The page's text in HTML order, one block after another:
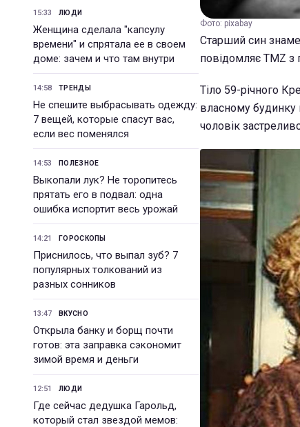
15:33 ЛЮДИ
Женщина сделала "капсулу
времени" и спрятала ее в своем
доме: зачем и что там внутри
14:58 ТРЕНДЫ
Не спешите выбрасывать одежду:
7 вещей, которые спасут вас,
если вес поменялся
14:53 ПОЛЕЗНОЕ
Выкопали лук? Не торопитесь
прятать его в подвал: одна
ошибка испортит весь урожай
14:21 ГОРОСКОПЫ
Приснилось, что выпал зуб? 7
популярных толкований из
разных сонников
13:47 ВКУСНО
Открыла банку и борщ почти
готов: эта заправка сэкономит
зимой время и деньги
12:51 ЛЮДИ
Где сейчас дедушка Гарольд,
который стал звездой мемов:
Фото: pixabay
Старший син
повідомляє TMZ з
Тіло 59-річного
власному будинку
чоловік